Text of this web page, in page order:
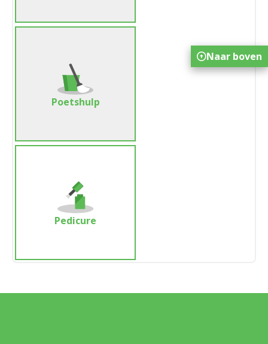
Poetshulp
Pedicure
Naar boven